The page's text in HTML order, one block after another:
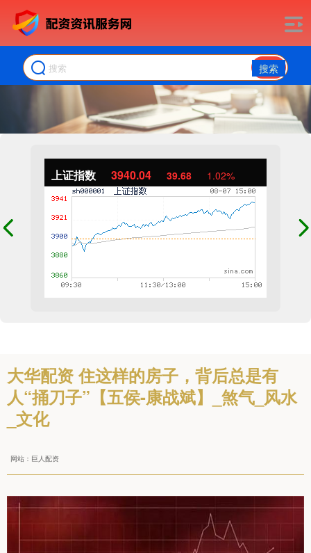
搜索
上证指数 3940.04 39.68 1.02%
大华配资 住这样的房子，背后总是有
人“捅刀子”【五侯-康战斌】_煞气_风水
_文化
网站：巨人配资